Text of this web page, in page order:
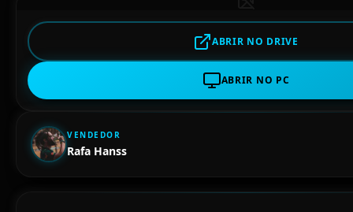
ABRIR NO DRIVE
ABRIR NO PC
VENDEDOR
Rafa Hanss